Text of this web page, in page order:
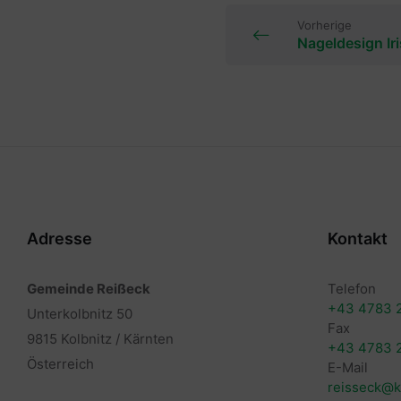
Vorherige
Nageldesign
Adresse
Gemeinde Reißeck
Unterkolbnitz 50
9815 Kolbnitz / Kärnten
Österreich
Kontakt
Telefon
+43 4783
Fax
+43 4783
E-Mail